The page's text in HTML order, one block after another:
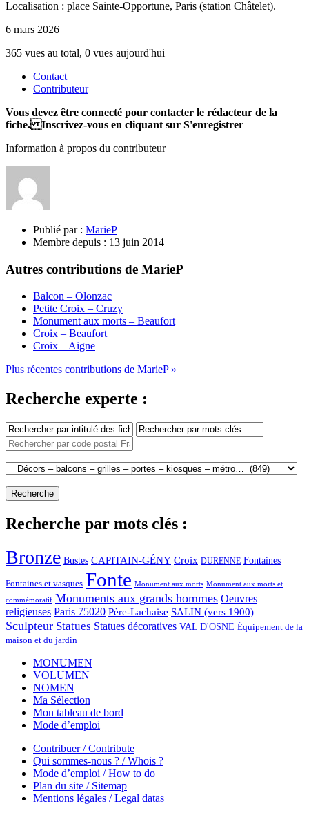
Localisation : place Sainte-Opportune, Paris (station Châtelet).
6 mars 2026
365 vues au total, 0 vues aujourd'hui
Contact
Contributeur
Vous devez être connecté pour contacter le rédacteur de la
fiche. Inscrivez-vous en cliquant sur S'enregistrer
Information à propos du contributeur
Publié par : MarieP
Membre depuis : 13 juin 2014
Autres contributions de MarieP
Balcon – Olonzac
Petite Croix – Cruzy
Monument aux morts – Beaufort
Croix – Beaufort
Croix – Aigne
Plus récentes contributions de MarieP »
Recherche experte :
Recherche par mots clés :
Bronze Bustes CAPITAIN-GÉNY Croix DURENNE Fontaines
Fontaines et vasques Fonte Monument aux morts Monument aux morts et
commémoratif Monuments aux grands hommes Oeuvres
religieuses Paris 75020 Père-Lachaise SALIN (vers 1900)
Sculpteur Statues Statues décoratives VAL D'OSNE Équipement de la
maison et du jardin
MONUMEN
VOLUMEN
NOMEN
Ma Sélection
Mon tableau de bord
Mode d’emploi
Contribuer / Contribute
Qui sommes-nous ? / Whois ?
Mode d’emploi / How to do
Plan du site / Sitemap
Mentions légales / Legal datas